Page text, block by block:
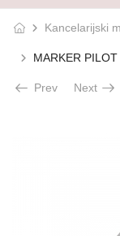
Kancelarijski
MARKER
Prev Next